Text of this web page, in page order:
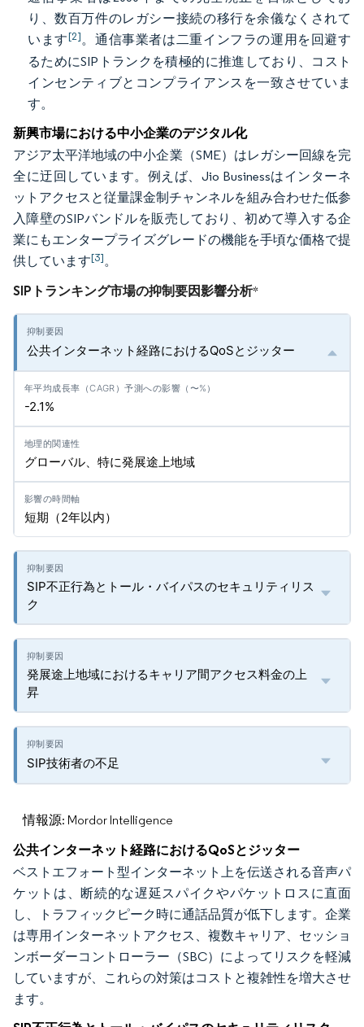
り、数百万件のレガシー接続の移行を余儀なくされて
います[2]。通信事業者は二重インフラの運用を回避す
るためにSIPトランクを積極的に推進しており、コスト
インセンティブとコンプライアンスを一致させていま
す。
新興市場における中小企業のデジタル化
アジア太平洋地域の中小企業（SME）はレガシー回線を完
全に迂回しています。例えば、Jio Businessはインターネ
ットアクセスと従量課金制チャンネルを組み合わせた低参
入障壁のSIPバンドルを販売しており、初めて導入する企
業にもエンタープライズグレードの機能を手頃な価格で提
供しています[3]。
SIPトランキング市場の抑制要因影響分析*
公共インターネット経路におけるQoSとジッター
-2.1%
グローバル、特に発展途上地域
短期（2年以内）
SIP不正行為とトール・バイパスのセキュリティリス
ク
発展途上地域におけるキャリア間アクセス料金の上
昇
SIP技術者の不足
情報源: Mordor Intelligence
公共インターネット経路におけるQoSとジッター
ベストエフォート型インターネット上を伝送される音声パ
ケットは、断続的な遅延スパイクやパケットロスに直面
し、トラフィックピーク時に通話品質が低下します。企業
は専用インターネットアクセス、複数キャリア、セッショ
ンボーダーコントローラー（SBC）によってリスクを軽減
していますが、これらの対策はコストと複雑性を増大させ
ます。